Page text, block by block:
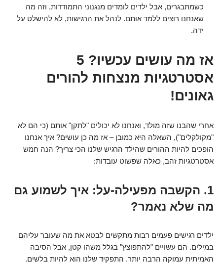
כשמתבגרים, אבל ילדים לומדים מנגנוני התמודדות, וזה מה
שאנחנו רוצים ללמד אותם. לנהל את הרגישות, לא להישלט על
ידה.
אז מה עושים עכשיו? 5
אסטרטגיות מנצחות להורים
גאונים!
אחרי שהבנו שזה מולד, ואנחנו לא יכולים "לתקן" אותם (כי הם לא
"מקולקלים"), השאלה היא כמובן – אז מה כן עושים? איך אנחנו
הופכים להיות ההורים שהילד הרגיש שלנו הכי צריך? הנה חמש
אסטרטגיות זהב, כאלה שפשוט עובדות:
1. הקשבה מפעילה-על: איך לשמוע גם
מה שלא נאמר?
ילדים רגישים פעמים רבות מתקשים לבטא את מה שעובר עליהם
במילים. הם עשויים "להתפוצץ" בגלל משהו קטן, אבל הסיבה
האמיתית עמוקה הרבה יותר. התפקיד שלנו הוא להיות בלשים.